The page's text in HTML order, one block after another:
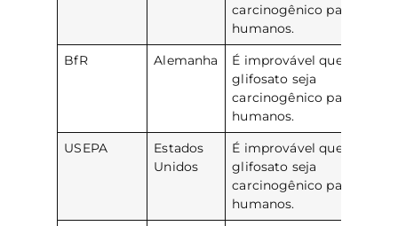
carcinogênico para
humanos.
BfR
Alemanha
É improvável que o
glifosato seja
carcinogênico para
humanos.
USEPA
Estados
Unidos
É improvável que o
glifosato seja
carcinogênico para
humanos.